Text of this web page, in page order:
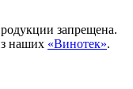
запрещена.
наших «Винотек».